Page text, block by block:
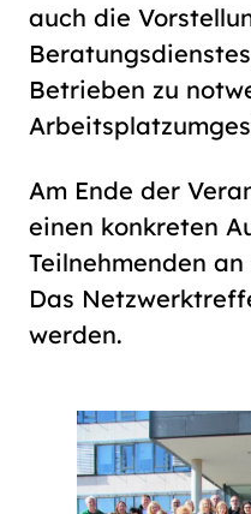
auch die
Betrieben zu
Am Ende der
einen konkreten
Teilnehmenden
Das
werden.